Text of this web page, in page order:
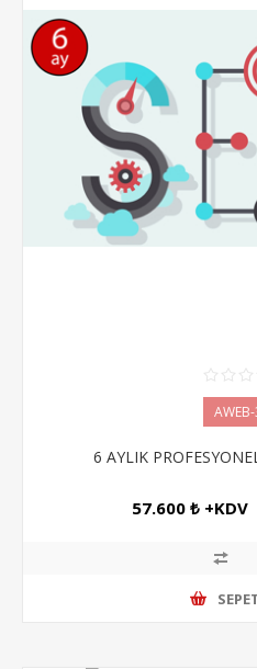
6 AYLIK
57.600 ₺ +KDV